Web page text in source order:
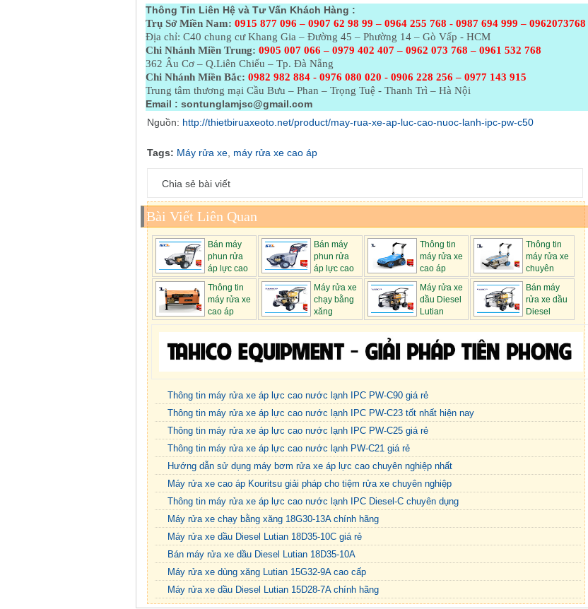
Thông Tin Liên Hệ và Tư Vấn Khách Hàng :
Trụ Sở Miền Nam: 0915 877 096 – 0907 62 98 99 – 0964 255 768 - 0987 694 999 – 0962073768
Địa chỉ: C40 chung cư Khang Gia – Đường 45 – Phường 14 – Gò Vấp - HCM
Chi Nhánh Miền Trung: 0905 007 066 – 0979 402 407 – 0962 073 768 – 0961 532 768
362 Âu Cơ – Q.Liên Chiểu – Tp. Đà Nẵng
Chi Nhánh Miền Bắc: 0982 982 884 - 0976 080 020 - 0906 228 256 – 0977 143 915
Trung tâm thương mại Cầu Bưu – Phan – Trọng Tuệ - Thanh Trì – Hà Nội
Email : sontunglamjsc@gmail.com
Nguồn: http://thietbiruaxeoto.net/product/may-rua-xe-ap-luc-cao-nuoc-lanh-ipc-pw-c50
Tags: Máy rửa xe, máy rửa xe cao áp
Chia sẻ bài viết
Bài Viết Liên Quan
Bán máy
phun rửa
áp lực cao
Lutian ...
Bán máy
phun rửa
áp lực cao
1750PSI...
Thông tin
máy rửa xe
cao áp
chuyên ...
Thông tin
máy rửa xe
chuyên
nghiệp ...
Thông tin
máy rửa xe
cao áp
Máy rửa xe
chạy bằng
xăng
Máy rửa xe
dầu Diesel
Lutian
Bán máy
rửa xe dầu
Diesel
Thông tin máy rửa xe áp lực cao nước lạnh IPC PW-C90 giá rẻ
Thông tin máy rửa xe áp lực cao nước lạnh IPC PW-C23 tốt nhất hiện nay
Thông tin máy rửa xe áp lực cao nước lạnh IPC PW-C25 giá rẻ
Thông tin máy rửa xe áp lực cao nước lạnh PW-C21 giá rẻ
Hướng dẫn sử dụng máy bơm rửa xe áp lực cao chuyên nghiệp nhất
Máy rửa xe cao áp Kouritsu giải pháp cho tiệm rửa xe chuyên nghiệp
Thông tin máy rửa xe áp lực cao nước lạnh IPC Diesel-C chuyên dụng
Máy rửa xe chạy bằng xăng 18G30-13A chính hãng
Máy rửa xe dầu Diesel Lutian 18D35-10C giá rẻ
Bán máy rửa xe dầu Diesel Lutian 18D35-10A
Máy rửa xe dùng xăng Lutian 15G32-9A cao cấp
Máy rửa xe dầu Diesel Lutian 15D28-7A chính hãng